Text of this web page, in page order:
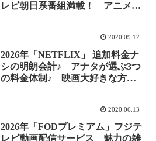
レビ朝日系番組満載！ アニメも
2020.09.12
2026年「NETFLIX」 追加料金ナ
シの明朗会計♪ アナタが選ぶ3つ
の料金体制♪ 映画大好きな方
2020.06.13
2026年「FODプレミアム」フジテ
レビ動画配信サービス 魅力の雑